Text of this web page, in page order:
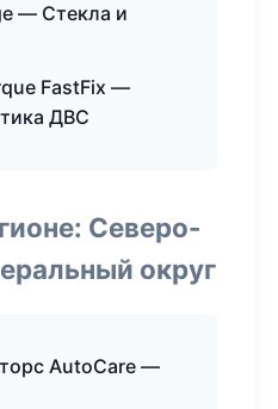
— Стекла и
FastFix —
ДВС
Северо-
округ
AutoCare —